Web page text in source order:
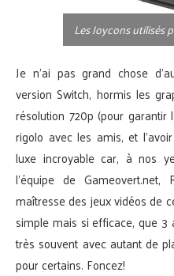
Les Joycons utilisés
Je n’ai pas grand chose
version Switch, hormis les
résolution 720p (pour
rigolo avec les amis, et
luxe incroyable car, à nos
l’équipe de
maîtresse des jeux vidéos de
simple mais si efficace, que
très souvent avec autant de
pour certains. Foncez!